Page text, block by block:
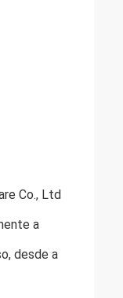
Co., Ltd
a
desde a